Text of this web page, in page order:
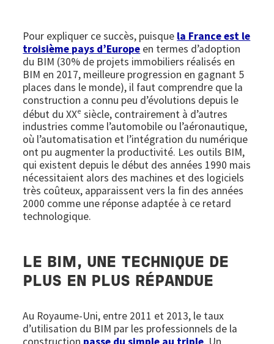
Pour expliquer ce succès, puisque la France est le
troisième pays d’Europe en termes d’adoption
du BIM (30% de projets immobiliers réalisés en
BIM en 2017, meilleure progression en gagnant 5
places dans le monde), il faut comprendre que la
construction a connu peu d’évolutions depuis le
début du XXe siècle, contrairement à d’autres
industries comme l’automobile ou l’aéronautique,
où l’automatisation et l’intégration du numérique
ont pu augmenter la productivité. Les outils BIM,
qui existent depuis le début des années 1990 mais
nécessitaient alors des machines et des logiciels
très coûteux, apparaissent vers la fin des années
2000 comme une réponse adaptée à ce retard
technologique.
LE BIM, UNE TECHNIQUE DE
PLUS EN PLUS RÉPANDUE
Au Royaume-Uni, entre 2011 et 2013, le taux
d’utilisation du BIM par les professionnels de la